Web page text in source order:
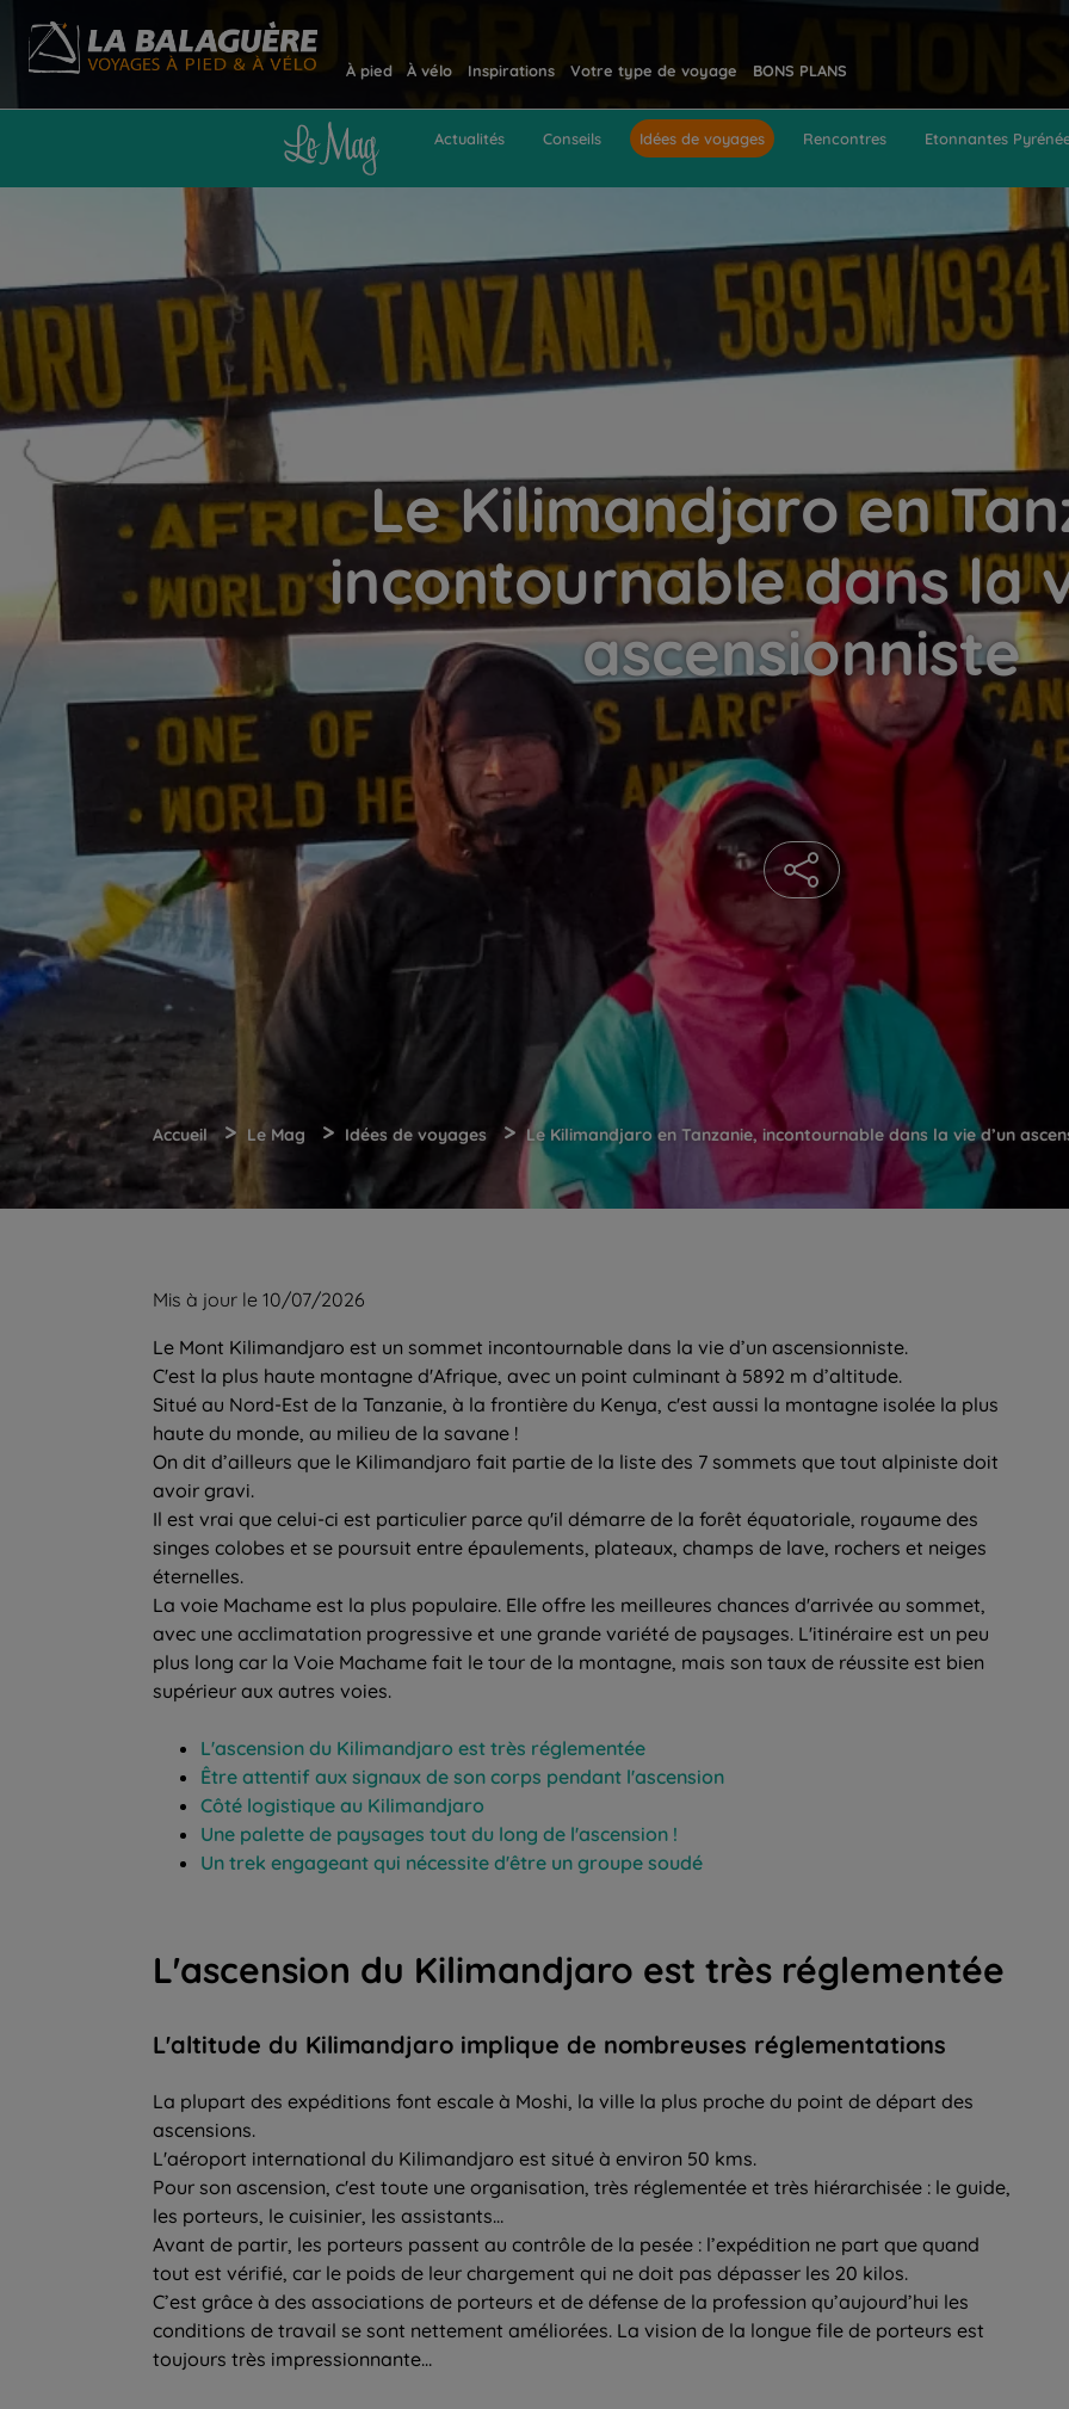
À pied À vélo Inspirations Votre type de voyage BONS PLANS
Actualités Conseils Idées de voyages Rencontres Etonnantes
Le Kilimandjaro en
incontournable dans la
ascensionniste
Accueil > Le Mag > Idées de voyages > Le Kilimandjaro en Tanzanie, incontournable dans la vie d’un
Mis à jour le 10/07/2026
Le Mont Kilimandjaro est un sommet incontournable dans la vie d’un ascensionniste.
C'est la plus haute montagne d'Afrique, avec un point culminant à 5892 m d’altitude.
Situé au Nord-Est de la Tanzanie, à la frontière du Kenya, c'est aussi la montagne isolée la plus
haute du monde, au milieu de la savane !
On dit d’ailleurs que le Kilimandjaro fait partie de la liste des 7 sommets que tout alpiniste doit
avoir gravi.
Il est vrai que celui-ci est particulier parce qu'il démarre de la forêt équatoriale, royaume des
singes colobes et se poursuit entre épaulements, plateaux, champs de lave, rochers et neiges
éternelles.
La voie Machame est la plus populaire. Elle offre les meilleures chances d'arrivée au sommet,
avec une acclimatation progressive et une grande variété de paysages. L'itinéraire est un peu
plus long car la Voie Machame fait le tour de la montagne, mais son taux de réussite est bien
supérieur aux autres voies.
L'ascension du Kilimandjaro est très réglementée
Être attentif aux signaux de son corps pendant l'ascension
Côté logistique au Kilimandjaro
Une palette de paysages tout du long de l'ascension !
Un trek engageant qui nécessite d'être un groupe soudé
L'ascension du Kilimandjaro est très réglementée
L'altitude du Kilimandjaro implique de nombreuses réglementations
La plupart des expéditions font escale à Moshi, la ville la plus proche du point de départ des
ascensions.
L'aéroport international du Kilimandjaro est situé à environ 50 kms.
Pour son ascension, c'est toute une organisation, très réglementée et très hiérarchisée : le guide,
les porteurs, le cuisinier, les assistants…
Avant de partir, les porteurs passent au contrôle de la pesée : l’expédition ne part que quand
tout est vérifié, car le poids de leur chargement qui ne doit pas dépasser les 20 kilos.
C’est grâce à des associations de porteurs et de défense de la profession qu’aujourd’hui les
conditions de travail se sont nettement améliorées. La vision de la longue file de porteurs est
toujours très impressionnante…